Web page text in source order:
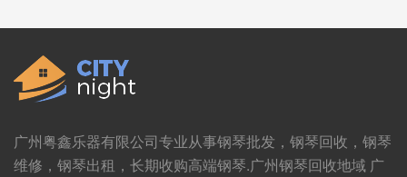
广州粤鑫乐器有限公司专业从事钢琴批发，钢琴回收，钢琴
维修，钢琴出租，长期收购高端钢琴.广州钢琴回收地域 广